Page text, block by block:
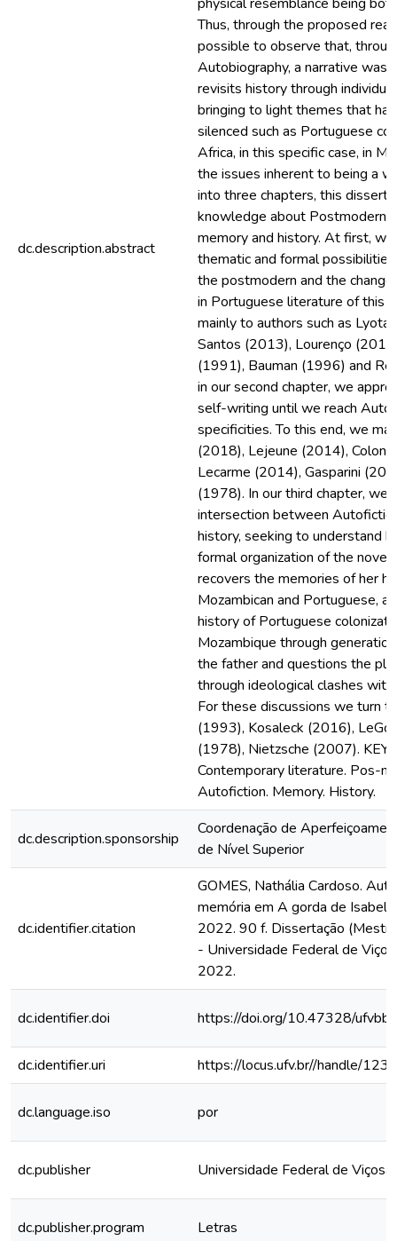
dc.description.abstract
Thus, through the proposed
possible to observe that,
Autobiography, a narrative was
revisits history through
bringing to light themes that
silenced such as Portuguese
Africa, in this specific case, in
the issues inherent to being a
into three chapters, this
knowledge about
memory and history. At first,
thematic and formal
the postmodern and the
in Portuguese literature of this
mainly to authors such as
Santos (2013), Lourenço
(1991), Bauman (1996) and
in our second chapter, we
self-writing until we reach
specificities. To this end, we
(2018), Lejeune (2014),
Lecarme (2014), Gasparini
(1978). In our third chapter, we
intersection between
history, seeking to understand
formal organization of the
recovers the memories of her
Mozambican and Portuguese,
history of Portuguese
Mozambique through
the father and questions the
through ideological clashes
For these discussions we turn
(1993), Kosaleck (2016),
(1978), Nietzsche (2007).
Contemporary literature. Pos-
Autofiction. Memory. History.
dc.description.sponsorship
Coordenação de
de Nível Superior
dc.identifier.citation
GOMES, Nathália Cardoso.
memória em A gorda de
2022. 90 f. Dissertação
- Universidade Federal de
2022.
dc.identifier.doi https://doi.org/10.47328/
dc.identifier.uri https://locus.ufv.br//handle/
dc.language.iso por
dc.publisher Universidade Federal de Viçosa
dc.publisher.program Letras